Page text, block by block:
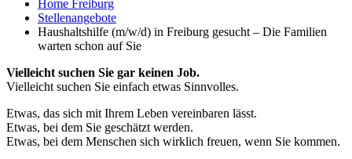
Home Freiburg
Stellenangebote
Haushaltshilfe (m/w/d) in Freiburg gesucht – Die Familien
warten schon auf Sie
Vielleicht suchen Sie gar keinen Job.
Vielleicht suchen Sie einfach etwas Sinnvolles.
Etwas, das sich mit Ihrem Leben vereinbaren lässt.
Etwas, bei dem Sie geschätzt werden.
Etwas, bei dem Menschen sich wirklich freuen, wenn Sie kommen.